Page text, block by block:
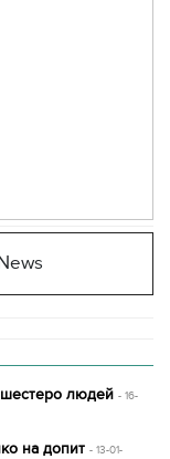
шестеро людей - 16-
на допит - 13-01-